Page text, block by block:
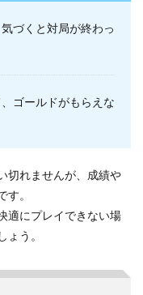
づくと対局が終わっ
ゴールドがもらえな
切れませんが、成績や
。
適にプレイできない場
う。